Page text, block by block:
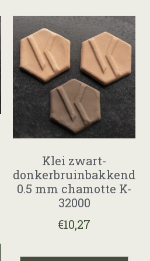
Klei zwart-
donkerbruinbakkend
0.5 mm chamotte K-
32000
€10,27